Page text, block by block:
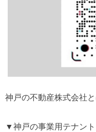
神戸の不動産株式会社
▼神戸の事業用テナン